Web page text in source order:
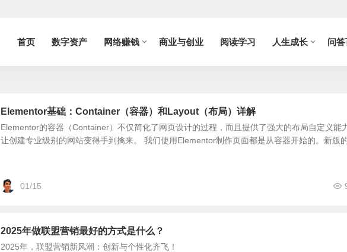
首页 数字资产 网络赚钱 商业与创业 阅读学习 人生成长 问
Elementor基础：Container（容器）和Layout（布局）详解
Elementor的容器（Container）不仅简化了网页设计的过程，而且提供了强大的布局自定义能
让创建专业级别的网站变得手到擒来。 我们使用Elementor制作页面都是从容器开始的。新版的
01/15
2025年做联盟营销最好的方式是什么？
2025年，联盟营销新风潮：创新与个性化齐飞！